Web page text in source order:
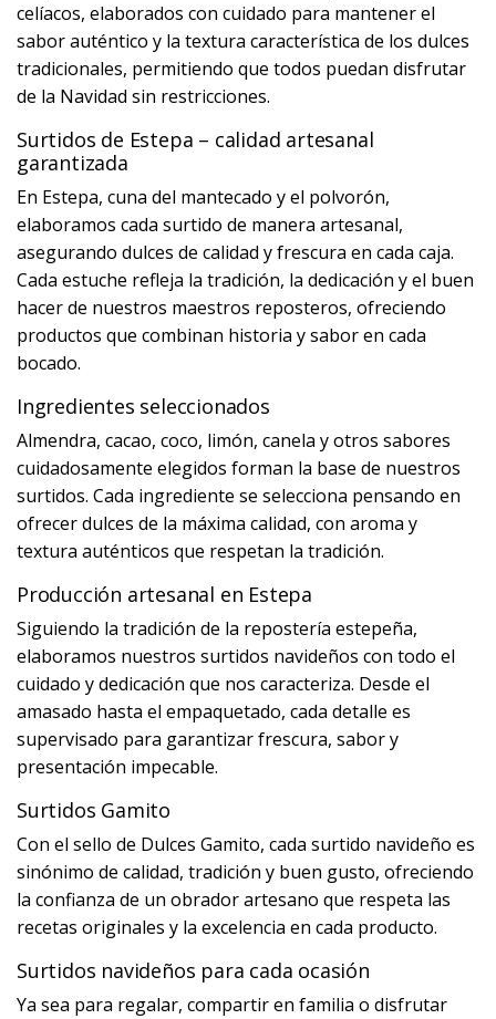
celíacos, elaborados con cuidado para mantener el
sabor auténtico y la textura característica de los dulces
tradicionales, permitiendo que todos puedan disfrutar
de la Navidad sin restricciones.
Surtidos de Estepa – calidad artesanal
garantizada
En Estepa, cuna del mantecado y el polvorón,
elaboramos cada surtido de manera artesanal,
asegurando dulces de calidad y frescura en cada caja.
Cada estuche refleja la tradición, la dedicación y el buen
hacer de nuestros maestros reposteros, ofreciendo
productos que combinan historia y sabor en cada
bocado.
Ingredientes seleccionados
Almendra, cacao, coco, limón, canela y otros sabores
cuidadosamente elegidos forman la base de nuestros
surtidos. Cada ingrediente se selecciona pensando en
ofrecer dulces de la máxima calidad, con aroma y
textura auténticos que respetan la tradición.
Producción artesanal en Estepa
Siguiendo la tradición de la repostería estepeña,
elaboramos nuestros surtidos navideños con todo el
cuidado y dedicación que nos caracteriza. Desde el
amasado hasta el empaquetado, cada detalle es
supervisado para garantizar frescura, sabor y
presentación impecable.
Surtidos Gamito
Con el sello de Dulces Gamito, cada surtido navideño es
sinónimo de calidad, tradición y buen gusto, ofreciendo
la confianza de un obrador artesano que respeta las
recetas originales y la excelencia en cada producto.
Surtidos navideños para cada ocasión
Ya sea para regalar, compartir en familia o disfrutar